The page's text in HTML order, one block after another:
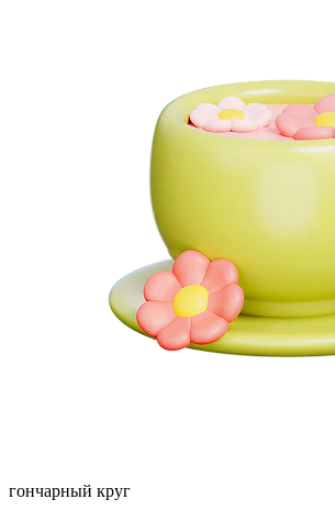
гончарный круг